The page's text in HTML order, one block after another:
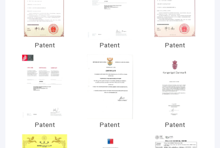
Patent Patent Patent
Patent Patent Patent